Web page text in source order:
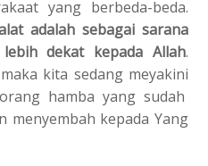
yang berbeda-beda.
adalah sebagai sarana
dekat kepada Allah.
kita sedang meyakini
hamba yang sudah
menyembah kepada Yang